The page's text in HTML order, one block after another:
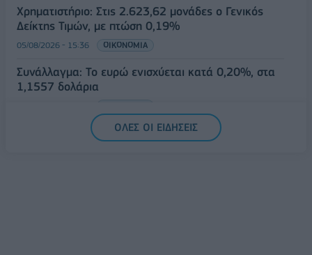
Χρηματιστήριο: Στις 2.623,62 μονάδες ο Γενικός
Δείκτης Τιμών, με πτώση 0,19%
05/08/2026 - 15:36 ΟΙΚΟΝΟΜΙΑ
Συνάλλαγμα: Το ευρώ ενισχύεται κατά 0,20%, στα
1,1557 δολάρια
ΟΛΕΣ ΟΙ ΕΙΔΗΣΕΙΣ